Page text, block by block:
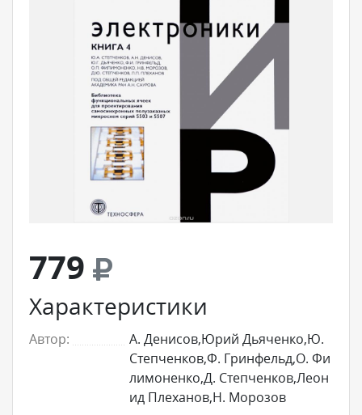
779
Характеристики
Автор:
А. Денисов,Юрий Дьяченко,Ю.
Степченков,Ф. Гринфельд,О. Фи
лимоненко,Д. Степченков,Леон
ид Плеханов,Н. Морозов